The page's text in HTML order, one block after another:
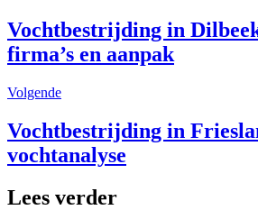
Vochtbestrijding in
firma’s en aanpak
Volgende
Vochtbestrijding in
vochtanalyse
Lees verder